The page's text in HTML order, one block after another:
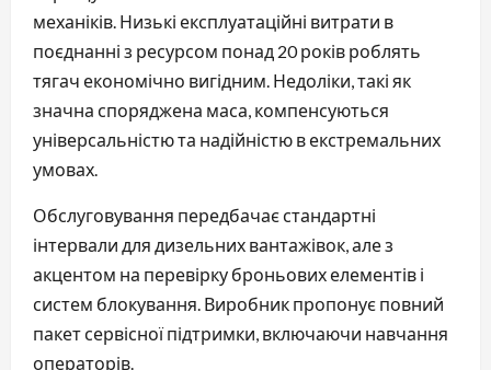
механіків. Низькі експлуатаційні витрати в
поєднанні з ресурсом понад 20 років роблять
тягач економічно вигідним. Недоліки, такі як
значна споряджена маса, компенсуються
універсальністю та надійністю в екстремальних
умовах.
Обслуговування передбачає стандартні
інтервали для дизельних вантажівок, але з
акцентом на перевірку броньових елементів і
систем блокування. Виробник пропонує повний
пакет сервісної підтримки, включаючи навчання
операторів.